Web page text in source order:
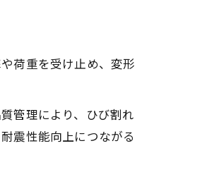
荷重を受け止め、変形
管理により、ひび割れ
震性能向上につながる